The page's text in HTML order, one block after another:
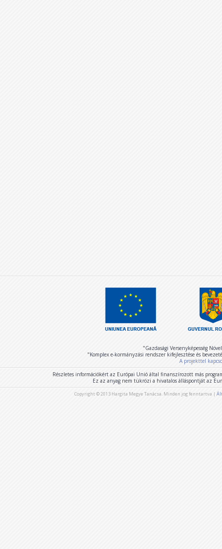
"Gazdasági Versenyképesség
"Komplex e-kormányzási rendszer kifejlesztése és
A projekttel
Részletes információkért az Európai Unió által finanszírozott más
Ez az anyag nem tükrözi a hivatalos álláspontját az
Copyright © 2013 Hargita Megye Tanácsa. Minden jog fenntartva |